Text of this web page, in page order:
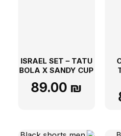
ISRAEL SET – TATU
BOLA X SANDY CUP
89.00 ₪